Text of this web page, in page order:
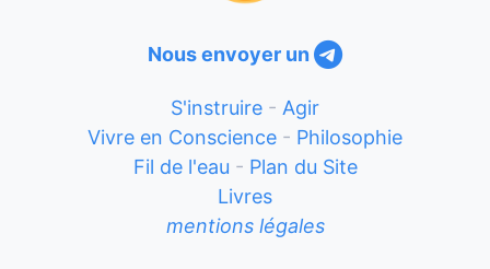
Nous envoyer un
S'instruire - Agir
Vivre en Conscience - Philosophie
Fil de l'eau - Plan du Site
Livres
mentions légales